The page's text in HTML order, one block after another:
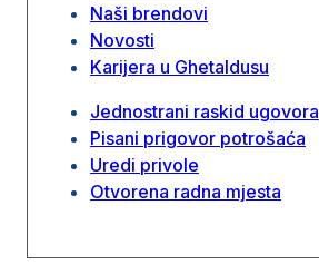
Naši brendovi
Novosti
Karijera u Ghetaldusu
Jednostrani raskid ugovora
Pisani prigovor potrošaća
Uredi privole
Otvorena radna mjesta